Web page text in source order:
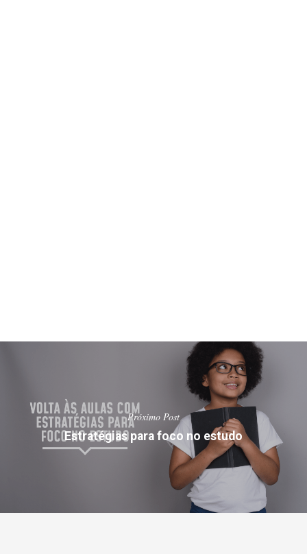
Próximo Post
Estratégias para foco no estudo